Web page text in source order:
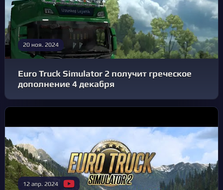
20 ноя. 2024
Euro Truck Simulator 2 получит греческое
дополнение 4 декабря
12 апр. 2024